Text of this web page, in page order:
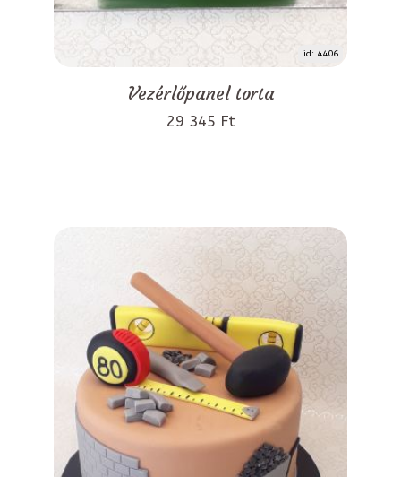
id: 4406
Vezérlőpanel torta
29 345 Ft